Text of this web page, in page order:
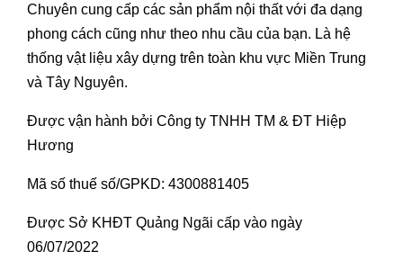
Chuyên cung cấp các sản phẩm nội thất với đa dạng
phong cách cũng như theo nhu cầu của bạn. Là hệ
thống vật liệu xây dựng trên toàn khu vực Miền Trung
và Tây Nguyên.
Được vận hành bởi Công ty TNHH TM & ĐT Hiệp
Hương
Mã số thuế số/GPKD: 4300881405
Được Sở KHĐT Quảng Ngãi cấp vào ngày
06/07/2022